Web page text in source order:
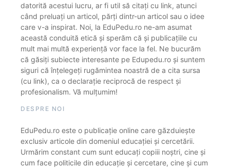
datorită acestui lucru, ar fi util să citați cu link, atunci
când preluați un articol, părți dintr-un articol sau o idee
care v-a inspirat. Noi, la EduPedu.ro ne-am asumat
această conduită etică și sperăm că și publicațiile cu
mult mai multă experiență vor face la fel. Ne bucurăm
că găsiți subiecte interesante pe Edupedu.ro și suntem
siguri că înțelegeți rugămintea noastră de a cita sursa
(cu link), ca o declarație reciprocă de respect și
profesionalism. Vă mulțumim!
DESPRE NOI
EduPedu.ro este o publicație online care găzduiește
exclusiv articole din domeniul educației și cercetării.
Urmărim constant cum sunt educați copiii noștri, cine și
cum face politicile din educație și cercetare, cine și cum